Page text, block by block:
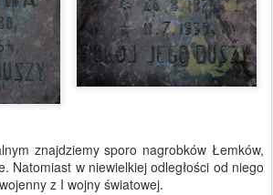
znajdziemy sporo nagrobków Łemków,
Natomiast w niewielkiej odległości od niego
z I wojny światowej.